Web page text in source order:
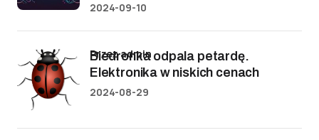
2024-09-10
Biedronka odpala petardę.
Elektronika w niskich cenach
przez admin
2024-08-29